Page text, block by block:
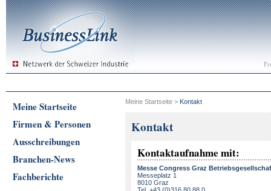
Meine Startseite
Firmen & Personen
Ausschreibungen
Branchen-News
Fachberichte
Meine Startseite > Kontakt
Kontakt
Kontaktaufnahme mit:
Messe Congress Graz
Messeplatz 1
8010 Graz